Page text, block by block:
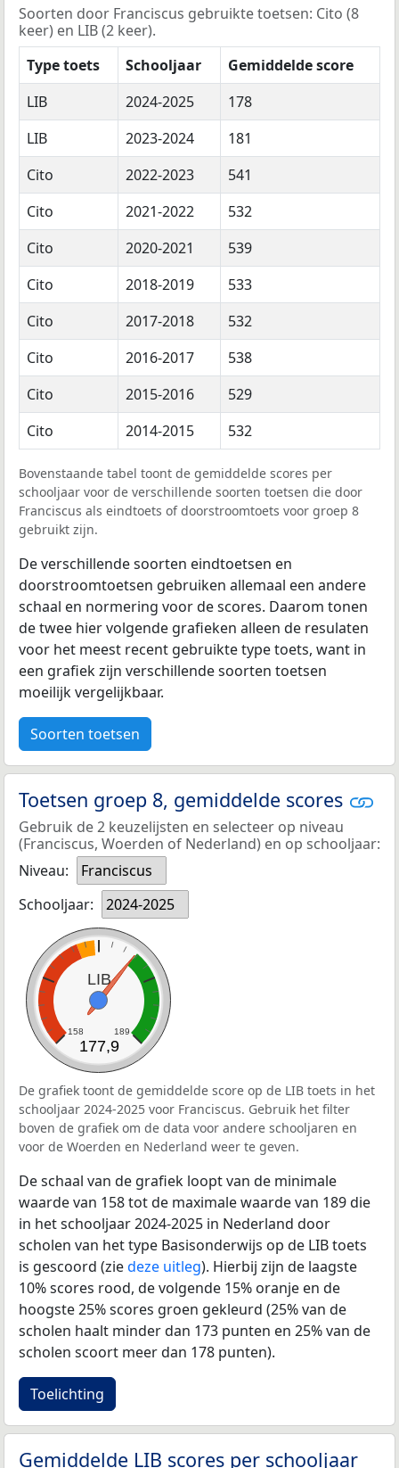
Soorten door Franciscus gebruikte toetsen: Cito (8
keer) en LIB (2 keer).
Type toets
Schooljaar
Gemiddelde score
LIB
2024-2025
178
LIB
2023-2024
181
Cito
2022-2023
541
Cito
2021-2022
532
Cito
2020-2021
539
Cito
2018-2019
533
Cito
2017-2018
532
Cito
2016-2017
538
Cito
2015-2016
529
Cito
2014-2015 532
Bovenstaande tabel toont de gemiddelde scores per
schooljaar voor de verschillende soorten toetsen die door
Franciscus als eindtoets of doorstroomtoets voor groep 8
gebruikt zijn.
De verschillende soorten eindtoetsen en
doorstroomtoetsen gebruiken allemaal een andere
schaal en normering voor de scores. Daarom tonen
de twee hier volgende grafieken alleen de resulaten
voor het meest recent gebruikte type toets, want in
een grafiek zijn verschillende soorten toetsen
moeilijk vergelijkbaar.
Soorten toetsen
Toetsen groep 8, gemiddelde scores
Gebruik de 2 keuzelijsten en selecteer op niveau
(Franciscus, Woerden of Nederland) en op schooljaar:
Niveau:
Franciscus
Schooljaar:
2024-2025
LIB
158 189
177,9
De grafiek toont de gemiddelde score op de LIB toets in het
schooljaar 2024-2025 voor Franciscus. Gebruik het filter
boven de grafiek om de data voor andere schooljaren en
voor de Woerden en Nederland weer te geven.
De schaal van de grafiek loopt van de minimale
waarde van 158 tot de maximale waarde van 189 die
in het schooljaar 2024-2025 in Nederland door
scholen van het type Basisonderwijs op de LIB toets
is gescoord (ziedeze uitleg). Hierbij zijn de laagste
10% scores rood, de volgende 15% oranje en de
hoogste 25% scores groen gekleurd (25% van de
scholen haalt minder dan 173 punten en 25% van de
scholen scoort meer dan 178 punten).
Toelichting
Gemiddelde LIB scores per schooljaar